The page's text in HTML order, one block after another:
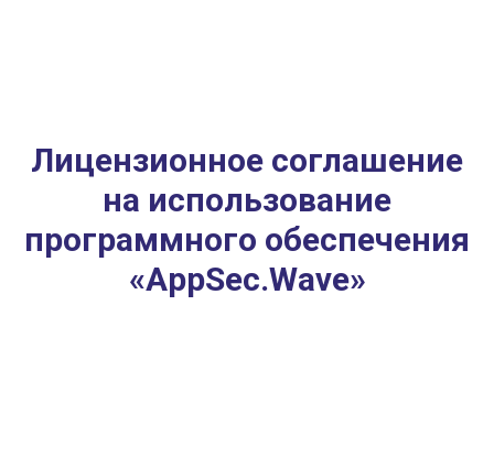
Лицензионное соглашение
на использование
программного обеспечения
«AppSec.Wave»